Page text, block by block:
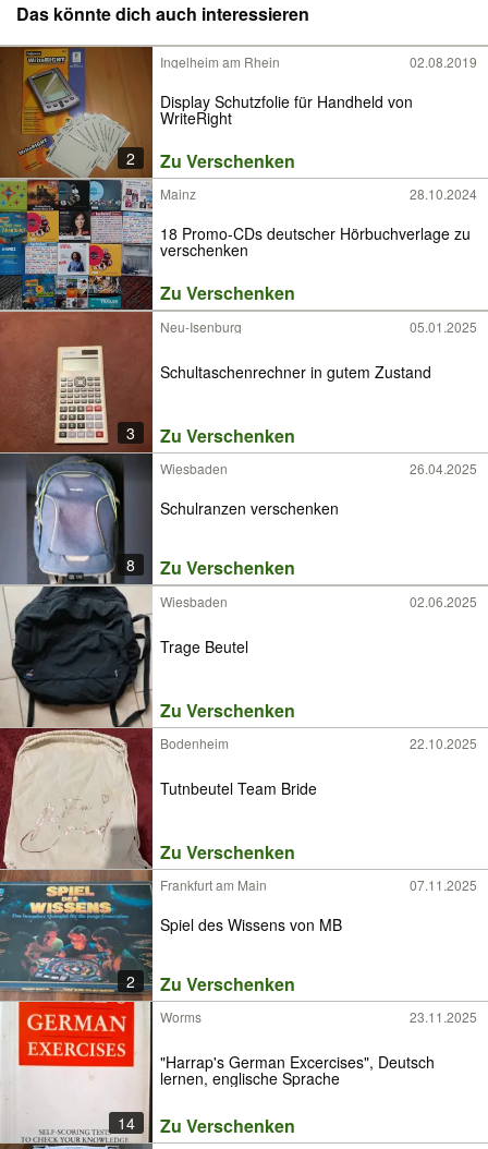
Das könnte dich auch interessieren
2
Ingelheim am Rhein 02.08.2019
Display Schutzfolie für Handheld von
WriteRight
Zu Verschenken
Mainz 28.10.2024
18 Promo-CDs deutscher Hörbuchverlage zu
verschenken
Zu Verschenken
3
Neu-Isenburg 05.01.2025
Schultaschenrechner in gutem Zustand
Zu Verschenken
8
Wiesbaden 26.04.2025
Schulranzen verschenken
Zu Verschenken
Wiesbaden 02.06.2025
Trage Beutel
Zu Verschenken
Bodenheim 22.10.2025
Tutnbeutel Team Bride
Zu Verschenken
2
Frankfurt am Main 07.11.2025
Spiel des Wissens von MB
Zu Verschenken
14
Worms 23.11.2025
"Harrap's German Excercises", Deutsch
lernen, englische Sprache
Zu Verschenken